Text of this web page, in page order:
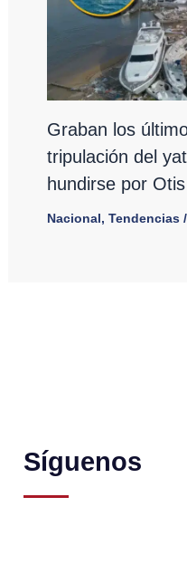
Graban los
tripulación del
hundirse por Otis
Nacional, Tendencias/
Síguenos